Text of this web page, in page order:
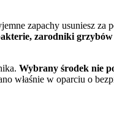
zapachy usuniesz za
zarodniki
Wybrany środek nie
właśnie w oparciu o